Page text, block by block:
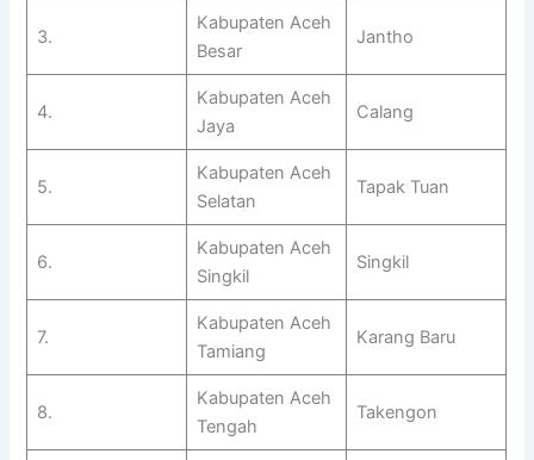
3.
Kabupaten Aceh
Besar
Jantho
4.
Kabupaten Aceh
Jaya
Calang
5.
Kabupaten Aceh
Selatan
Tapak Tuan
6.
Kabupaten Aceh
Singkil
Singkil
7.
Kabupaten Aceh
Tamiang
Karang Baru
8.
Kabupaten Aceh
Tengah
Takengon